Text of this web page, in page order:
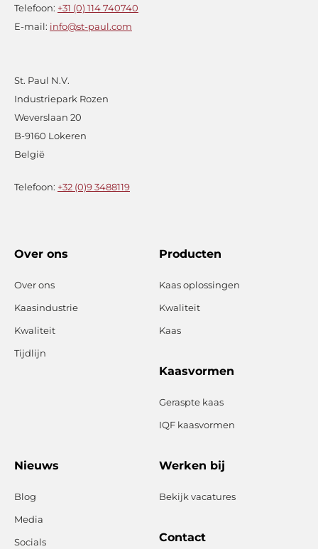
Telefoon: +31 (0) 114 740740
E-mail: info@st-paul.com
St. Paul N.V.
Industriepark Rozen
Weverslaan 20
B-9160 Lokeren
België
Telefoon: +32 (0)9 3488119
Over ons
Over ons
Kaasindustrie
Kwaliteit
Tijdlijn
Producten
Kaas oplossingen
Kwaliteit
Kaas
Kaasvormen
Geraspte kaas
IQF kaasvormen
Nieuws
Blog
Media
Socials
Werken bij
Bekijk vacatures
Contact